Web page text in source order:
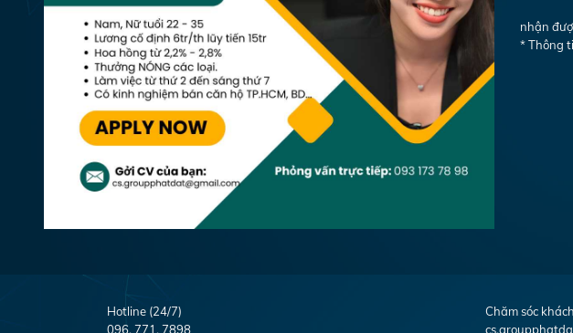
nhận
* Thông
Hotline (24/7)
096. 771. 7898
Chăm sóc